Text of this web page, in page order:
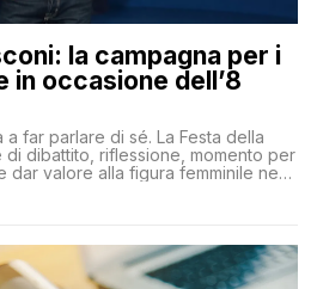
la campagna per i
in occasione dell’8
a far parlare di sé. La Festa della
dibattito, riflessione, momento per
valore alla figura femminile nella
A lanciare un messaggio “forte e